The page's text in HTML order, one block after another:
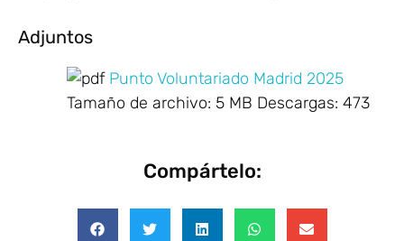
Adjuntos
Punto Voluntariado Madrid 2025
Tamaño de archivo: 5 MB Descargas: 473
Compártelo: